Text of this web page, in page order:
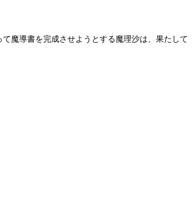
魔導書を完成させようとする魔理沙は、果たして